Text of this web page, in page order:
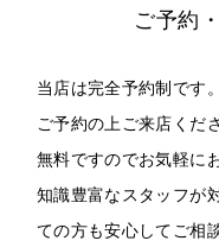
ご予約
当店は完全予約制です。
ご予約の上ご来店くだ
無料ですのでお気軽に
知識豊富なスタッフが
ての方も安心してご相